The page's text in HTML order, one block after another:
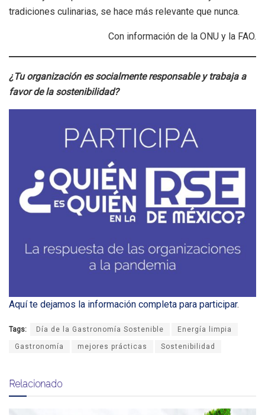
tradiciones culinarias, se hace más relevante que nunca.
Con información de la ONU y la FAO.
¿Tu organización es socialmente responsable y trabaja a
favor de la sostenibilidad?
Aquí te dejamos la información completa para participar.
Tags: Día de la Gastronomía Sostenible Energía limpia
Gastronomía mejores prácticas Sostenibilidad
Relacionado